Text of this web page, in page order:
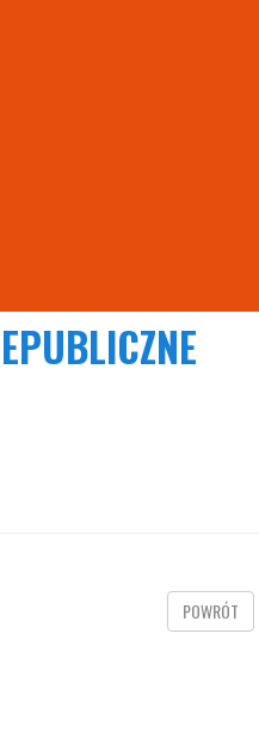
POWRÓT